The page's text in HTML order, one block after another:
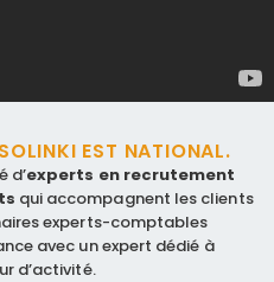
EST NATIONAL.
d’experts en recrutement
qui accompagnent les clients
experts-comptables
avec un expert dédié à
d’activité.